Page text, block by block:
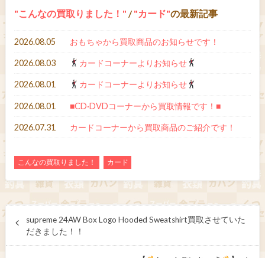
こんなの買取りました！ / カード の最新記事
2026.08.05 おもちゃから買取商品のお知らせです！
2026.08.03 カードコーナーよりお知らせ
2026.08.01 カードコーナーよりお知らせ
2026.08.01 ■CD·DVDコーナーから買取情報です！■
2026.07.31 カードコーナーから買取商品のご紹介です！
こんなの買取りました！ カード
supreme 24AW Box Logo Hooded Sweatshirt買取させていた
だきました！！